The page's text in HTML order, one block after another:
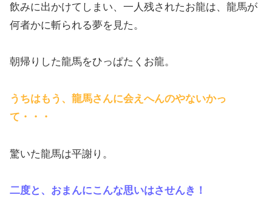
飲みに出かけてしまい、一人残されたお龍は、龍馬が
何者かに斬られる夢を見た。
朝帰りした龍馬をひっぱたくお龍。
うちはもう、龍馬さんに会えへんのやないかっ
て・・・
驚いた龍馬は平謝り。
二度と、おまんにこんな思いはさせんき！